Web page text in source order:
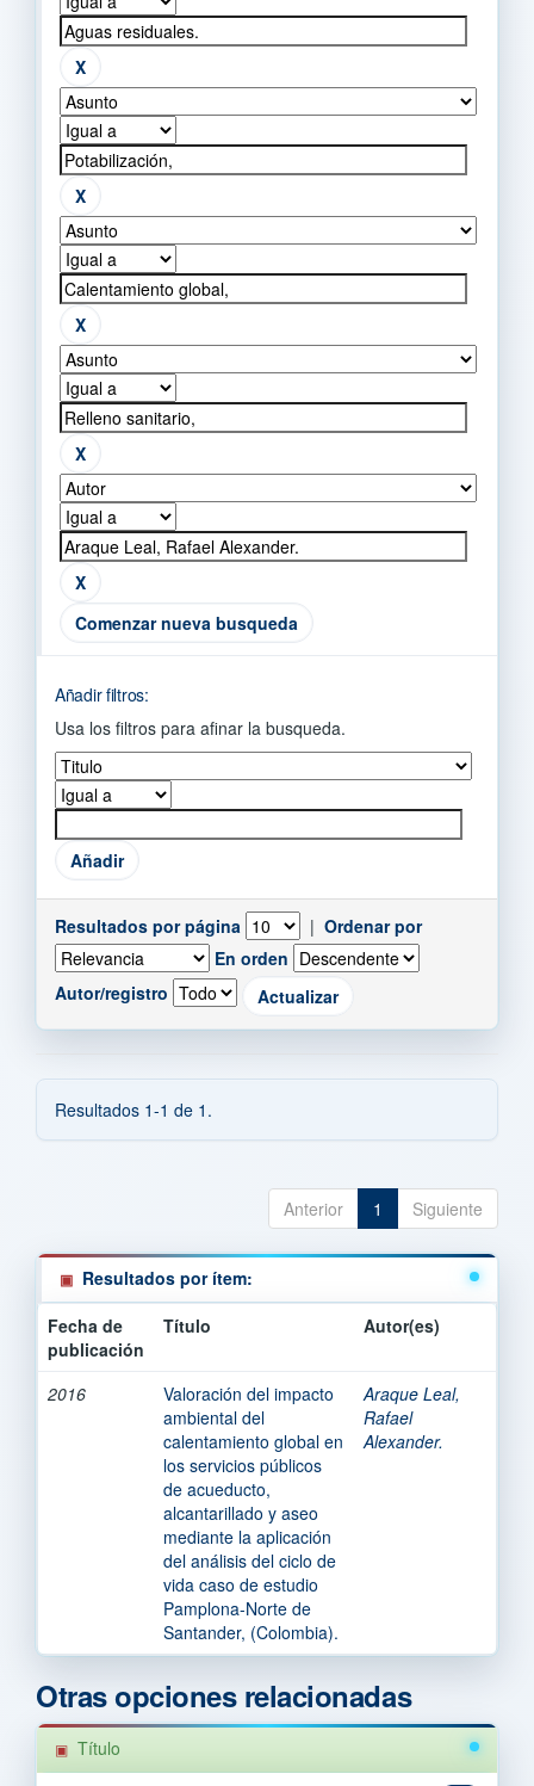
Comenzar nueva busqueda
Añadir filtros:
Usa los filtros para afinar la busqueda.
Resultados por página | Ordenar por
En orden
Autor/registro
Resultados 1-1 de 1.
Anterior 1 Siguiente
Resultados por ítem:
Fecha de
publicación
Título Autor(es)
2016
Valoración del impacto
ambiental del
calentamiento global en
los servicios públicos
de acueducto,
alcantarillado y aseo
mediante la aplicación
del análisis del ciclo de
vida caso de estudio
Pamplona-Norte de
Santander, (Colombia).
Araque Leal,
Rafael
Alexander.
Otras opciones relacionadas
Título